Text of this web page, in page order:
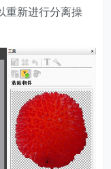
重新进行分离操